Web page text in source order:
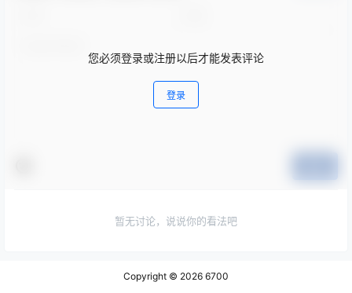
您必须登录或注册以后才能发表评论
登录
暂无讨论，说说你的看法吧
Copyright © 2026 6700